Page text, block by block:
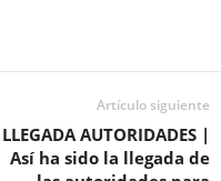
Artículo siguiente
LLEGADA AUTORIDADES |
Así ha sido la llegada de